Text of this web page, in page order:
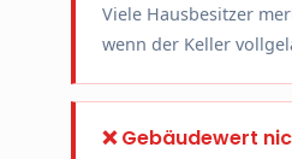
Viele Hausbesitzer
wenn der Keller
❌ Gebäudewert